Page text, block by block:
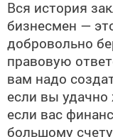
Вся история
бизнесмен —
добровольно
правовую
вам надо
если вы
если вас
большому